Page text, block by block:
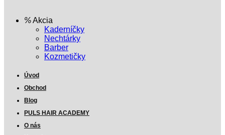
Akcia
Kaderníčky
Nechtárky
Barber
Kozmetičky
Úvod
Obchod
Blog
PULS HAIR ACADEMY
O nás